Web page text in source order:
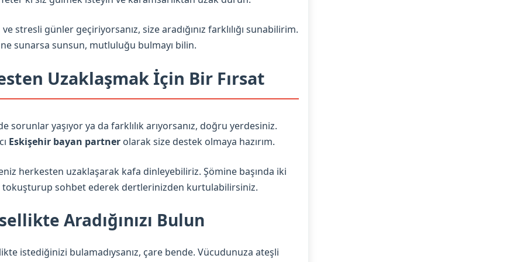
stresli günler geçiriyorsanız, size aradığınız farklılığı sunabilirim.
sunarsa sunsun, mutluluğu bulmayı bilin.
Uzaklaşmak İçin Bir Fırsat
sorunlar yaşıyor ya da farklılık arıyorsanız, doğru yerdesiniz.
Eskişehir bayan partner olarak size destek olmaya hazırım.
herkesten uzaklaşarak kafa dinleyebiliriz. Şömine başında iki
tokuşturup sohbet ederek dertlerinizden kurtulabilirsiniz.
Aradığınızı Bulun
istediğinizi bulamadıysanız, çare bende. Vücudunuza ateşli